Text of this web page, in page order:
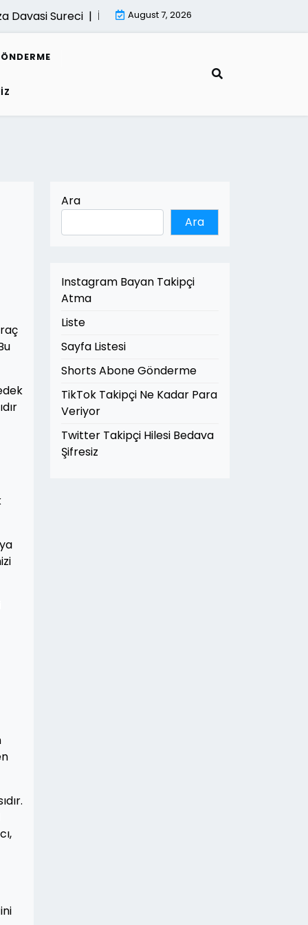
Sureci |İsletmeler İcin Dijital Donusum Rehberi |
August 7, 2026
Ara
Ara
Instagram Bayan Takipçi
Atma
Liste
Sayfa Listesi
Shorts Abone Gönderme
TikTok Takipçi Ne Kadar Para
Veriyor
Twitter Takipçi Hilesi Bedava
Şifresiz